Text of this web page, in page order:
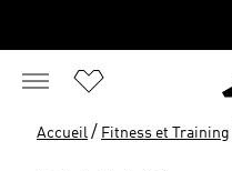
Accueil / Fitness et Training